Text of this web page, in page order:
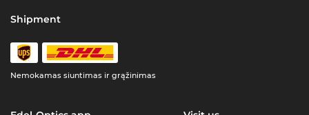
Shipment
Nemokamas siuntimas ir grąžinimas